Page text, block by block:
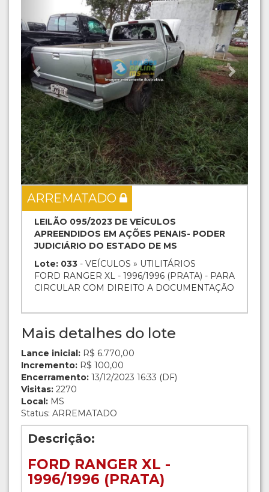
ARREMATADO
LEILÃO 095/2023 DE VEÍCULOS
APREENDIDOS EM AÇÕES PENAIS- PODER
JUDICIÁRIO DO ESTADO DE MS
Lote: 033 - VEÍCULOS » UTILITÁRIOS
FORD RANGER XL - 1996/1996 (PRATA) - PARA
CIRCULAR COM DIREITO A DOCUMENTAÇÃO
Mais detalhes do lote
Lance inicial: R$ 6.770,00
Incremento: R$ 100,00
Encerramento: 13/12/2023 16:33 (DF)
Visitas: 2270
Local: MS
Status: ARREMATADO
Descrição:
FORD RANGER XL -
1996/1996 (PRATA)